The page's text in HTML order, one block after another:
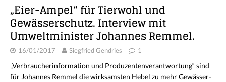
„Eier-Ampel“ für Tierwohl und
Gewässerschutz. Interview mit
Umweltminister Johannes Remmel.
16/01/2017 Siegfried Gendries 1
„Verbraucherinformation und Produzentenverantwortung“ sind
für Johannes Remmel die wirksamsten Hebel zu mehr Gewässer-